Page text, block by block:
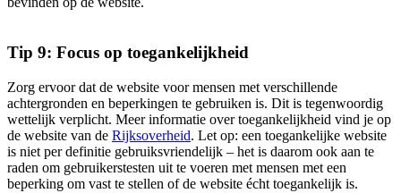
Tip 9: Focus op toegankelijkheid
Zorg ervoor dat de website voor mensen met verschillende
achtergronden en beperkingen te gebruiken is. Dit is tegenwoordig
wettelijk verplicht. Meer informatie over toegankelijkheid vind je op
de website van de Rijksoverheid. Let op: een toegankelijke website
is niet per definitie gebruiksvriendelijk – het is daarom ook aan te
raden om gebruikerstesten uit te voeren met mensen met een
beperking om vast te stellen of de website écht toegankelijk is.